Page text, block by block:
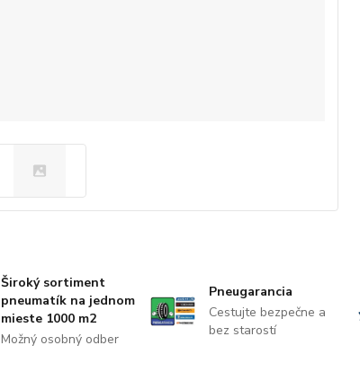
Široký sortiment
pneumatík na jednom
mieste 1000 m2
Možný osobný odber
Pneugarancia
Cestujte bezpečne a
bez starostí